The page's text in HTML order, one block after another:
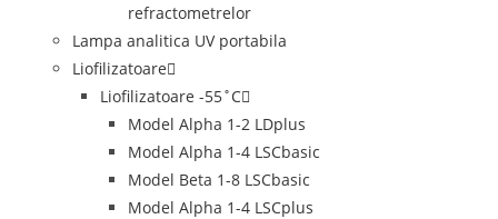
refractometrelor
Lampa analitica UV portabila
Liofilizatoare
Liofilizatoare -55˚C
Model Alpha 1-2 LDplus
Model Alpha 1-4 LSCbasic
Model Beta 1-8 LSCbasic
Model Alpha 1-4 LSCplus